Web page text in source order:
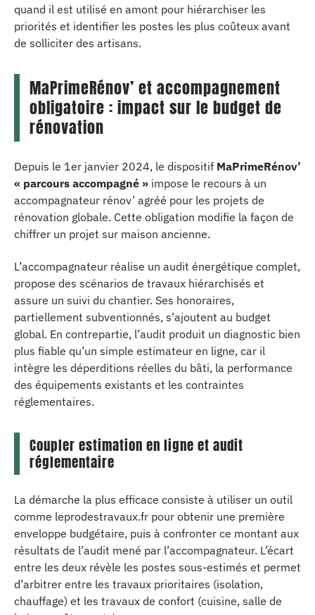
quand il est utilisé en amont pour hiérarchiser les
priorités et identifier les postes les plus coûteux avant
de solliciter des artisans.
MaPrimeRénov’ et accompagnement
obligatoire : impact sur le budget de
rénovation
Depuis le 1er janvier 2024, le dispositif MaPrimeRénov’
« parcours accompagné » impose le recours à un
accompagnateur rénov’ agréé pour les projets de
rénovation globale. Cette obligation modifie la façon de
chiffrer un projet sur maison ancienne.
L’accompagnateur réalise un audit énergétique complet,
propose des scénarios de travaux hiérarchisés et
assure un suivi du chantier. Ses honoraires,
partiellement subventionnés, s’ajoutent au budget
global. En contrepartie, l’audit produit un diagnostic bien
plus fiable qu’un simple estimateur en ligne, car il
intègre les déperditions réelles du bâti, la performance
des équipements existants et les contraintes
réglementaires.
Coupler estimation en ligne et audit
réglementaire
La démarche la plus efficace consiste à utiliser un outil
comme leprodestravaux.fr pour obtenir une première
enveloppe budgétaire, puis à confronter ce montant aux
résultats de l’audit mené par l’accompagnateur. L’écart
entre les deux révèle les postes sous-estimés et permet
d’arbitrer entre les travaux prioritaires (isolation,
chauffage) et les travaux de confort (cuisine, salle de